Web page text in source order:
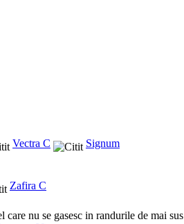
Vectra C Signum
Zafira C
nu se gasesc in randurile de mai sus